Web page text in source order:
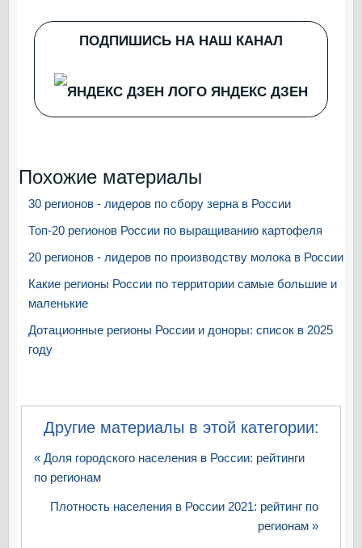
ПОДПИШИСЬ НА НАШ КАНАЛ
ЯНДЕКС ДЗЕН
Похожие материалы
30 регионов - лидеров по сбору зерна в России
Топ-20 регионов России по выращиванию картофеля
20 регионов - лидеров по производству молока в России
Какие регионы России по территории самые большие и
маленькие
Дотационные регионы России и доноры: список в 2025
году
Другие материалы в этой категории:
« Доля городского населения в России: рейтинги
по регионам
Плотность населения в России 2021: рейтинг по
регионам »